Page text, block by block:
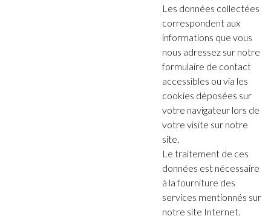
Les données collectées
correspondent aux
informations que vous
nous adressez sur notre
formulaire de contact
accessibles ou via les
cookies déposées sur
votre navigateur lors de
votre visite sur notre
site.
Le traitement de ces
données est nécessaire
à la fourniture des
services mentionnés sur
notre site Internet.